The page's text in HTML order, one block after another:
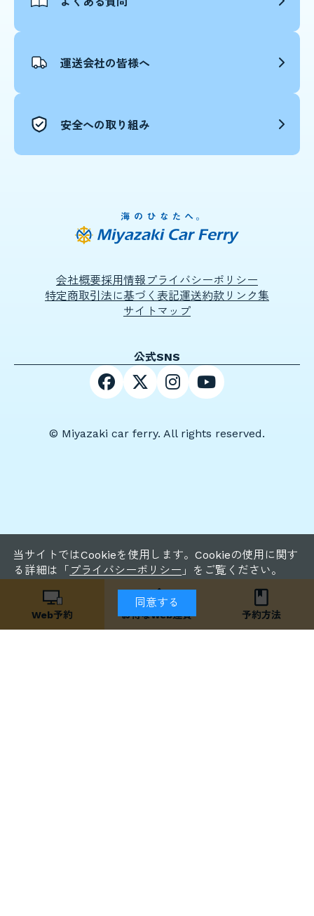
当サイトではCookieを使用します。Cookieの使用に関す
る詳細は「 プライバシーポリシー 」をご覧ください。
同意する
運送会社の皆様へ
安全への取り組み
会社概要採用情報 プライバシーポリシー
特定商取引法に基づく表記運送約款リンク集
サイトマップ
公式SNS
© Miyazaki car ferry. All rights reserved.
Web予約 お得なWeb運賃 予約方法